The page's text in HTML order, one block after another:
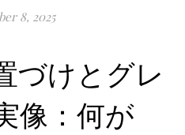
8, 2025
づけとグレ
像：何が